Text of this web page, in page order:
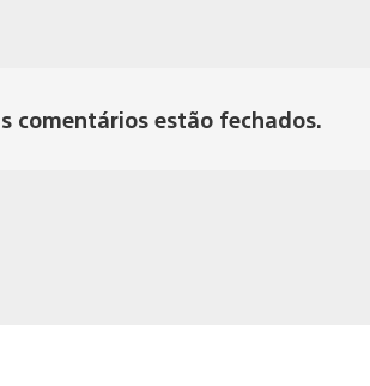
comentários estão fechados.